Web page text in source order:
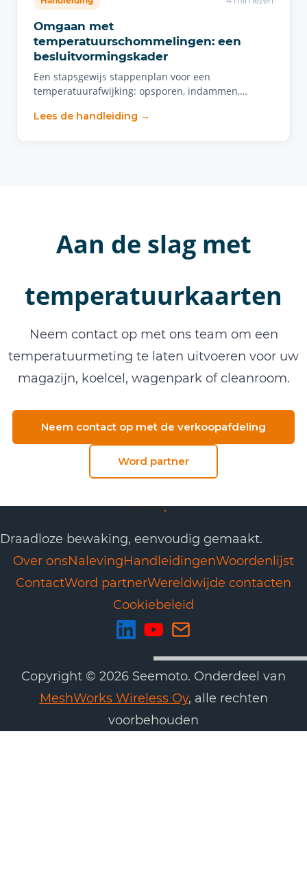
Omgaan met
temperatuurschommelingen: een
besluitvormingskader
Een stapsgewijs stappenplan voor een
temperatuurafwijking: opsporen, indammen,…
Lees de handleiding →
Aan de slag met
temperatuurkaarten
Neem contact op met ons team om een
temperatuurmeting te laten uitvoeren voor uw
magazijn, koelcel, wagenpark of cleanroom.
Neem contact op met de verkoopafdeling
Word partner
Draadloze bewaking, eenvoudig gemaakt.
Over onsNalevingHandleidingenWoordenlijst
ContactWord partnerWereldwijde contacten
Cookiebeleid
Copyright © 2026 Seemoto. Onderdeel van
MeshWorks Wireless Oy, alle rechten
voorbehouden